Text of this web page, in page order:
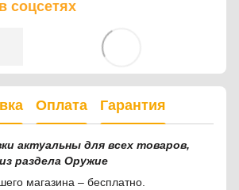
соцсетях
Оплата Гарантия
актуальны для всех товаров,
раздела Оружие
магазина – бесплатно.